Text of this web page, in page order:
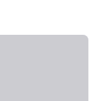
Bedeutung der